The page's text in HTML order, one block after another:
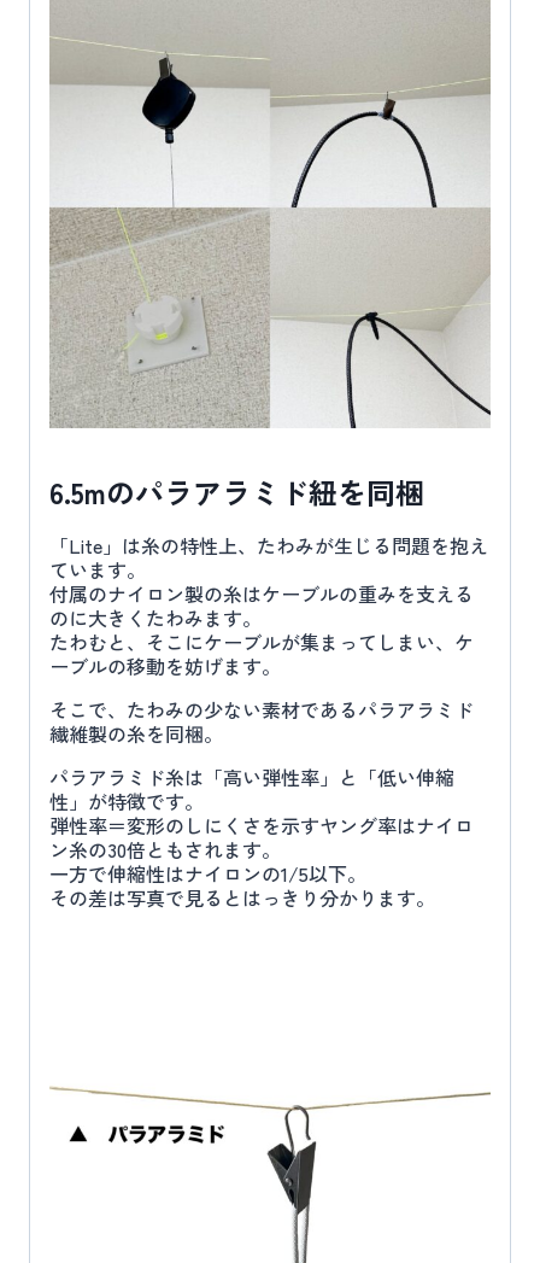
6.5mのパラアラミド紐を同梱
「Lite」は糸の特性上、たわみが生じる問題を抱え
ています。
付属のナイロン製の糸はケーブルの重みを支える
のに大きくたわみます。
たわむと、そこにケーブルが集まってしまい、ケ
ーブルの移動を妨げます。
そこで、たわみの少ない素材であるパラアラミド
繊維製の糸を同梱。
パラアラミド糸は「高い弾性率」と「低い伸縮
性」が特徴です。
弾性率＝変形のしにくさを示すヤング率はナイロ
ン糸の30倍ともされます。
一方で伸縮性はナイロンの1/5以下。
その差は写真で見るとはっきり分かります。